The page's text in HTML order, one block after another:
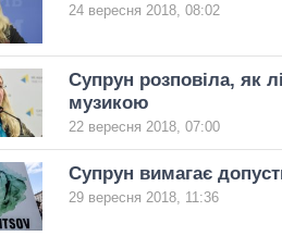
24 вересня 2018, 08:02
Супрун розповіла, як
музикою
22 вересня 2018, 07:00
Супрун вимагає
29 вересня 2018, 11:36